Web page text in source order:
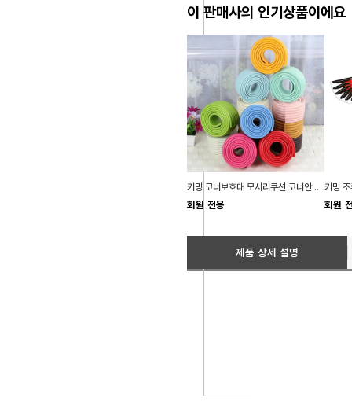
이 판매사의 인기상품이에요
키밍 코너보호대 모서리쿠션 코너안전가드
회원 전용 회원
제품 상세 설명